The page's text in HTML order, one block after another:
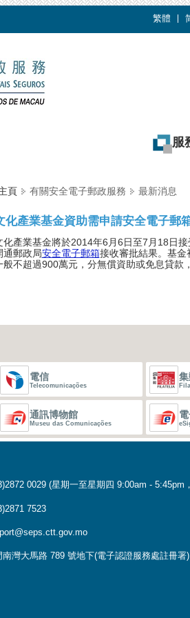
繁體
服
頁 有關安全電子郵政服務 最新消息
化產業基金資助需申請安全電子郵
化產業基金將於2014年6月6日至7月18日
通郵政局安全電子郵箱接收審批結果。基金
般不超過900萬元，分無償資助或免息貸款
電信
Telecomunicações
通訊博物館
Museu das Comunicações
0029 (星期一至星期四 9:00am - 5:45pm
7523
灣大馬路 789 號地下(電子認證服務處註冊署)